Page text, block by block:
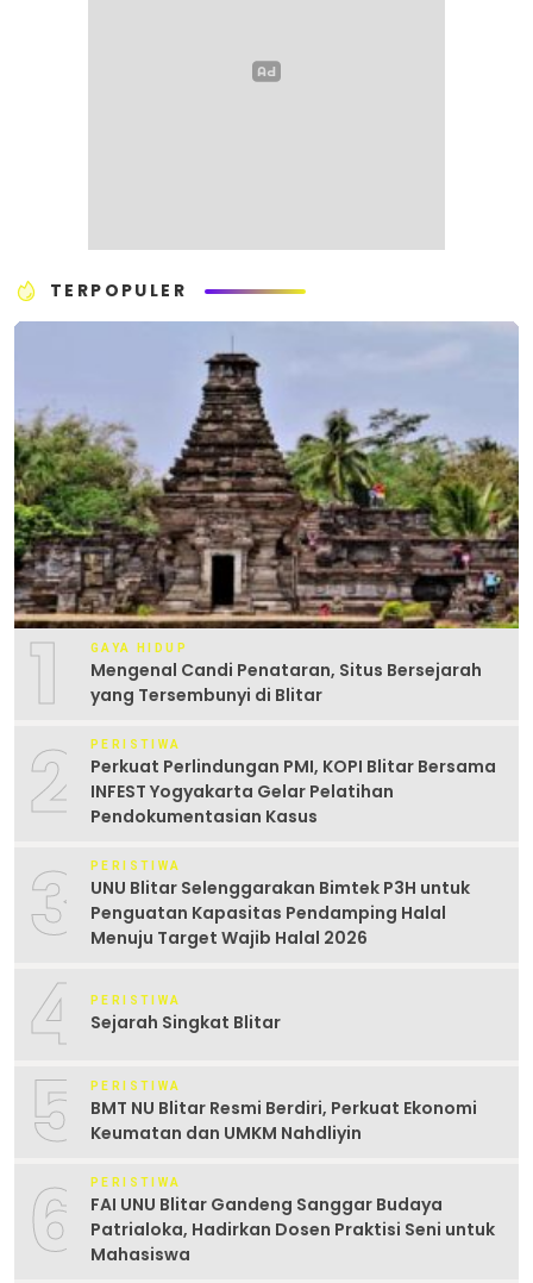
TERPOPULER
1 GAYA HIDUP
Mengenal Candi Penataran, Situs Bersejarah
yang Tersembunyi di Blitar
2 PERISTIWA
Perkuat Perlindungan PMI, KOPI Blitar Bersama
INFEST Yogyakarta Gelar Pelatihan
Pendokumentasian Kasus
3 PERISTIWA
UNU Blitar Selenggarakan Bimtek P3H untuk
Penguatan Kapasitas Pendamping Halal
Menuju Target Wajib Halal 2026
4 PERISTIWA
Sejarah Singkat Blitar
5 PERISTIWA
BMT NU Blitar Resmi Berdiri, Perkuat Ekonomi
Keumatan dan UMKM Nahdliyin
6 PERISTIWA
FAI UNU Blitar Gandeng Sanggar Budaya
Patrialoka, Hadirkan Dosen Praktisi Seni untuk
Mahasiswa